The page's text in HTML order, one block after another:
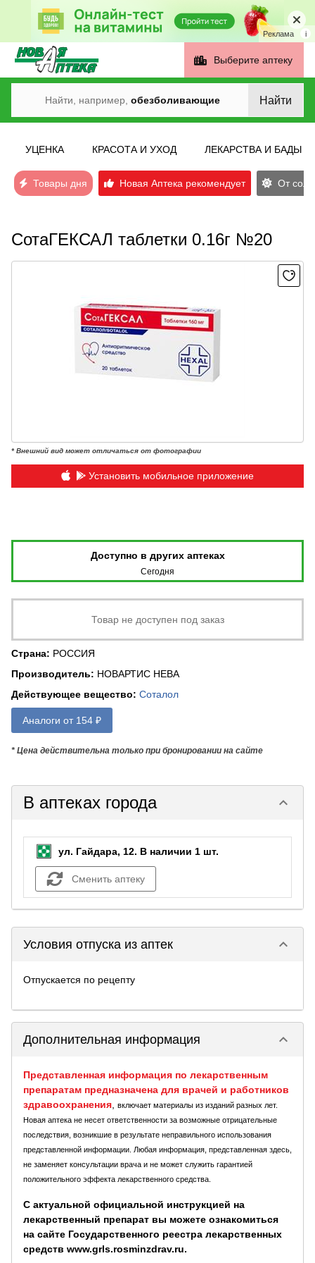
Реклама i
Выберите аптеку
Найти, например, обезболивающие Найти
УЦЕНКА КРАСОТА И УХОД ЛЕКАРСТВА И БАДЫ
Товары дня Новая Аптека рекомендует От
СотаГЕКСАЛ таблетки 0.16г №20
* Внешний вид может отличаться от фотографии
Установить мобильное приложение
Доступно в других аптеках
Сегодня
Товар не доступен под заказ
Страна: РОССИЯ
Производитель: НОВАРТИС НЕВА
Действующее вещество: Соталол
Аналоги от 154 ₽
* Цена действительна только при бронировании на сайте
В аптеках города keyboard_arrow_down
ул. Гайдара, 12. В наличии 1 шт.
Сменить аптеку
Условия отпуска из аптек keyboard_arrow_down
Отпускается по рецепту
Дополнительная информация keyboard_arrow_down
Представленная информация по лекарственным
препаратам предназначена для врачей и работников
здравоохранения
включает материалы из изданий разных лет.
Новая аптека не несет ответственности за возможные отрицательные
последствия, возникшие в результате неправильного использования
представленной информации. Любая информация, представленная здесь,
не заменяет консультации врача и не может служить гарантией
положительного эффекта лекарственного средства.
С актуальной официальной инструкцией на
лекарственный препарат вы можете ознакомиться
на сайте Государственного реестра лекарственных
средств www.grls.rosminzdrav.ru.